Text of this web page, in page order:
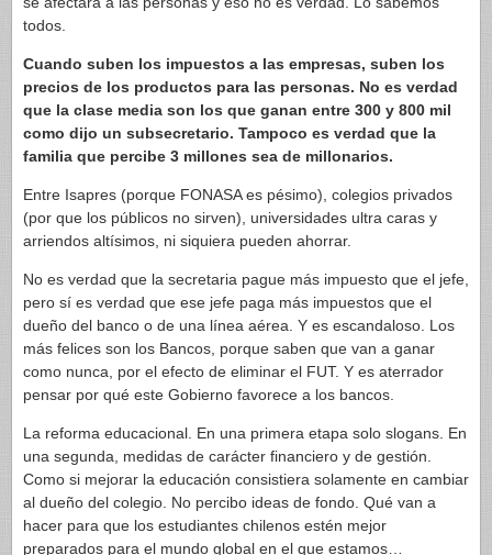
todos.
Cuando suben los impuestos a las empresas, suben los
precios de los productos para las personas. No es verdad
que la clase media son los que ganan entre 300 y 800 mil
como dijo un subsecretario. Tampoco es verdad que la
familia que percibe 3 millones sea de millonarios.
Entre Isapres (porque FONASA es pésimo), colegios privados
(por que los públicos no sirven), universidades ultra caras y
arriendos altísimos, ni siquiera pueden ahorrar.
No es verdad que la secretaria pague más impuesto que el jefe,
pero sí es verdad que ese jefe paga más impuestos que el
dueño del banco o de una línea aérea. Y es escandaloso. Los
más felices son los Bancos, porque saben que van a ganar
como nunca, por el efecto de eliminar el FUT. Y es aterrador
pensar por qué este Gobierno favorece a los bancos.
La reforma educacional. En una primera etapa solo slogans. En
una segunda, medidas de carácter financiero y de gestión.
Como si mejorar la educación consistiera solamente en cambiar
al dueño del colegio. No percibo ideas de fondo. Qué van a
hacer para que los estudiantes chilenos estén mejor
preparados para el mundo global en el que estamos…